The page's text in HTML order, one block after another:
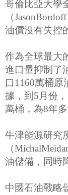
哥倫比亞大學
（
油價沒有失控
作為全球最大
進口量抑制了
口1160萬桶原
據，到5月份
萬桶，為8年
牛津能源研究
（
油儲備，同時
中國石油戰略